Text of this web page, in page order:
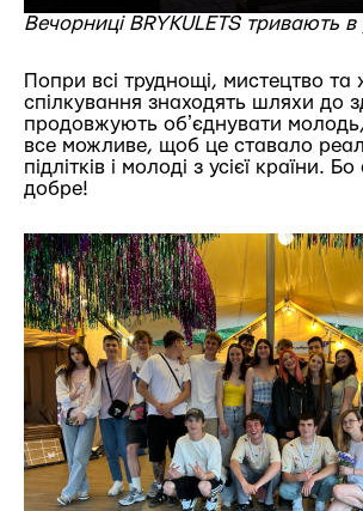
Вечорниці BRYKULETS тривають в
Попри всі труднощі, мистецтво та
спілкування знаходять шляхи до
продовжують обʼєднувати
все можливе, щоб це ставало
підлітків і молоді з усієї країни.
добре!